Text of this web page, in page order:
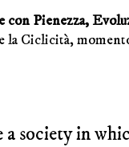
con Pienezza,
la Ciclicità,
a society in